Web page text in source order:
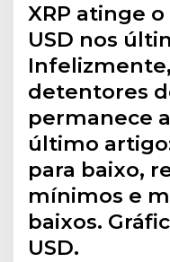
XRP atinge
USD nos
detentores
permanece
último
para baixo,
mínimos e
baixos.
USD.